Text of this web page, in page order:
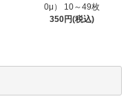
0μ） 10～49枚
350円(税込)